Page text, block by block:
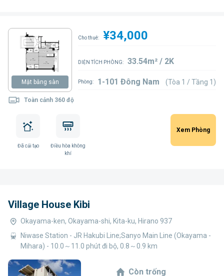
Mặt bằng sàn
Toàn cảnh 360 độ
Cho thuê: ¥34,000
DIỆN TÍCH PHÒNG: 33.54m² / 2K
Phòng: 1-101 Đông Nam (Tòa 1 / Tầng 1)
Đã cải tạo
Điều hòa không
khí
Xem Phòng
Village House Kibi
Okayama-ken, Okayama-shi, Kita-ku, Hirano 937
Niwase Station - JR Hakubi Line;Sanyo Main Line (Okayama -
Mihara) - 10.0～11.0 phút đi bộ, 0.8～0.9 km
Còn trống